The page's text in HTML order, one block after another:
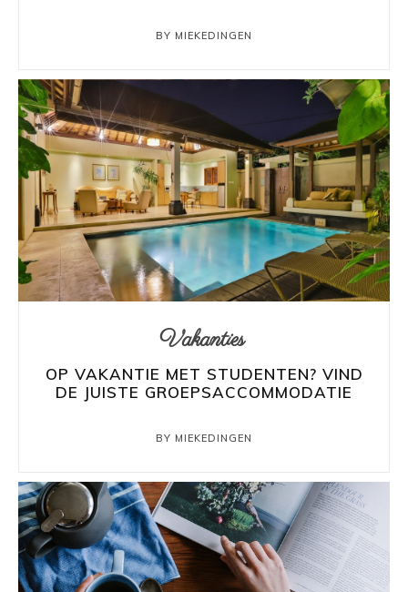
BY MIEKEDINGEN
Vakanties
OP VAKANTIE MET STUDENTEN? VIND
DE JUISTE GROEPSACCOMMODATIE
BY MIEKEDINGEN